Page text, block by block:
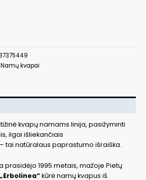
Namų kvapai
kvapų namams linija, pasižyminti
ilgai išliekančiais
– tai natūralaus paprastumo išraiška.
prasidėjo 1995 metais, mažoje Pietų
„Erbolinea“kūrė namų kvapus iš